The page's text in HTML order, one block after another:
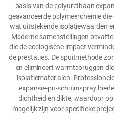
basis van de polyurethaan
geavanceerde polymeerchemie
wat uitstekende isolatiewaarden
Moderne samenstellingen
die de ecologische impact
de prestaties. De spuitmethode
en elimineert warmtebruggen
isolatiematerialen.
expansie-pu-schuimspray
dichtheid en dikte, waardoor
mogelijk zijn voor specifieke